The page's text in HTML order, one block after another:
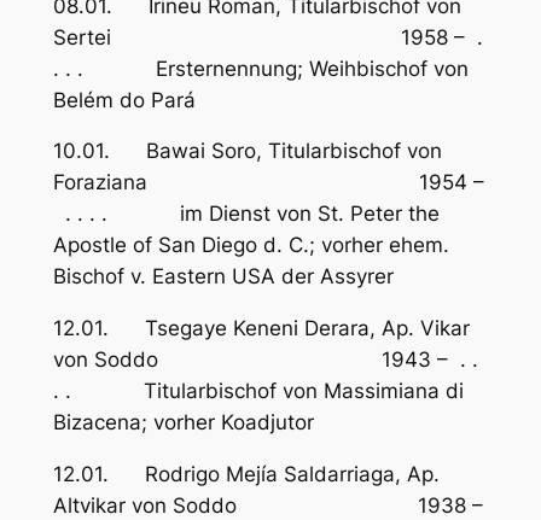
08.01. Irineu Roman, Titularbischof von
Sertei 1958 – .
. . . Ersternennung; Weihbischof von
Belém do Pará
10.01. Bawai Soro, Titularbischof von
Foraziana 1954 –
. . . . im Dienst von St. Peter the
Apostle of San Diego d. C.; vorher ehem.
Bischof v. Eastern USA der Assyrer
12.01. Tsegaye Keneni Derara, Ap. Vikar
von Soddo 1943 – . .
. . Titularbischof von Massimiana di
Bizacena; vorher Koadjutor
12.01. Rodrigo Mejía Saldarriaga, Ap.
Altvikar von Soddo 1938 –